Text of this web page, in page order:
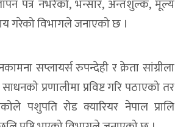
पत्र नभरेको, भन्सार, अन्तशुल्क, मूल्य
गरेको विभागले जनाएको छ ।
सप्लायर्स रुपन्देही र क्रेता सांग्रीला
प्रणालीमा प्रविष्ट गरि पठाएको तर
पशुपति रोड क्यारियर नेपाल प्रालि